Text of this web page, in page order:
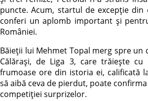
puncte. Acum, startul de excepție
conferi un aplomb important și
României.
Băieții lui Mehmet Topal merg spre un
Călărași, de Liga 3, care trăiește cu
frumoase ore din istoria ei, calificată
să aibă ceva de pierdut, poate
competiției surprizelor.